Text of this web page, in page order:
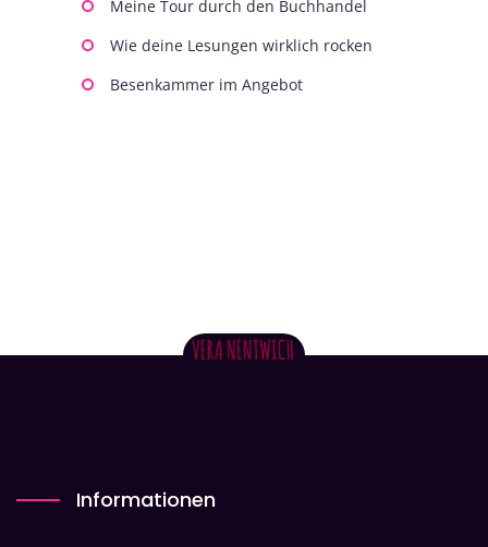
Meine Tour durch den Buchhandel
Wie deine Lesungen wirklich rocken
Besenkammer im Angebot
Informationen